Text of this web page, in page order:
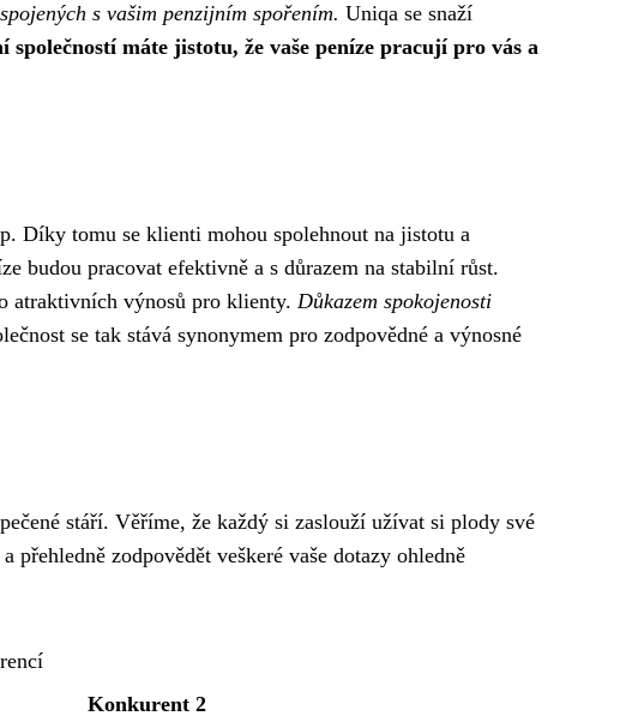
s vašim penzijním spořením. Uniqa se snaží
společností máte jistotu, že vaše peníze pracují pro vás a
Díky tomu se klienti mohou spolehnout na jistotu a
budou pracovat efektivně a s důrazem na stabilní růst.
atraktivních výnosů pro klienty. Důkazem spokojenosti
se tak stává synonymem pro zodpovědné a výnosné
stáří. Věříme, že každý si zaslouží užívat si plody své
zodpovědět veškeré vaše dotazy ohledně
Konkurent 2